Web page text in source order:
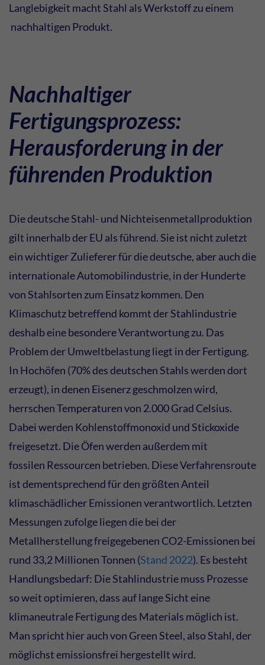
Langlebigkeit macht Stahl als Werkstoff zu einem
nachhaltigen Produkt.
Nachhaltiger
Fertigungsprozess:
Herausforderung in der
führenden Produktion
Die deutsche Stahl- und Nichteisenmetallproduktion
gilt innerhalb der EU als führend. Sie ist nicht zuletzt
ein wichtiger Zulieferer für die deutsche, aber auch die
internationale Automobilindustrie, in der Hunderte
von Stahlsorten zum Einsatz kommen. Den
Klimaschutz betreffend kommt der Stahlindustrie
deshalb eine besondere Verantwortung zu. Das
Problem der Umweltbelastung liegt in der Fertigung.
In Hochöfen (70% des deutschen Stahls werden dort
erzeugt), in denen Eisenerz geschmolzen wird,
herrschen Temperaturen von 2.000 Grad Celsius.
Dabei werden Kohlenstoffmonoxid und Stickoxide
freigesetzt. Die Öfen werden außerdem mit
fossilen Ressourcen betrieben. Diese Verfahrensroute
ist dementsprechend für den größten Anteil
klimaschädlicher Emissionen verantwortlich. Letzten
Messungen zufolge liegen die bei der
Metallherstellung freigegebenen CO2-Emissionen bei
rund 33,2 Millionen Tonnen (Stand 2022). Es besteht
Handlungsbedarf: Die Stahlindustrie muss Prozesse
so weit optimieren, dass auf lange Sicht eine
klimaneutrale Fertigung des Materials möglich ist.
Man spricht hier auch von Green Steel, also Stahl, der
möglichst emissionsfrei hergestellt wird.